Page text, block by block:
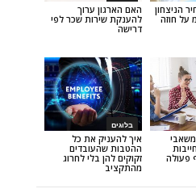
הארגון ערוך
שירות שכר לפי
להעניק את כל
שהעובדים
להן בלי לחרוג